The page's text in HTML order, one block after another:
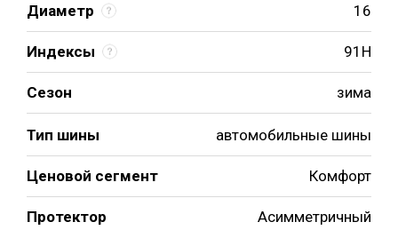
Диаметр 16
Индексы 91H
Сезон зима
Тип шины автомобильные шины
Ценовой сегмент Комфорт
Протектор Асимметричный